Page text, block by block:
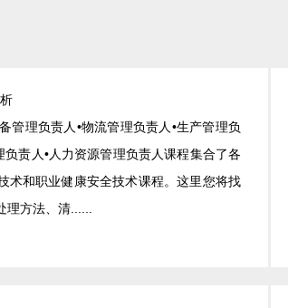
管理负责人•物流管理负责人•生产管理负
负责人•人力资源管理负责人课程集合了各
术和职业健康安全技术课程。这里您将找
方法、清......